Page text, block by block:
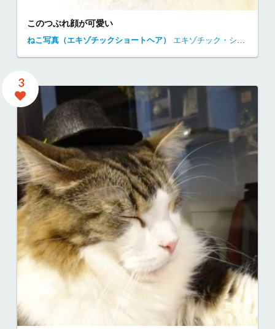
このつぶれ顔が可愛い
ねこ写真（エキゾチックショートヘア） エキゾチック・ショートヘアー
3